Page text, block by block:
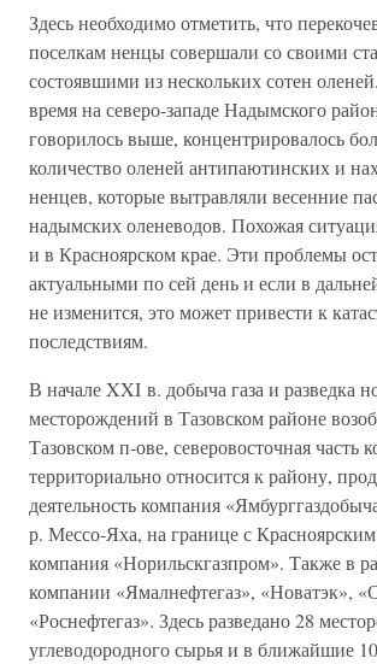
Здесь необходимо отметить, что
поселкам ненцы совершали со своими
состоявшими из нескольких сотен
время на северо-западе Надымского
говорилось выше, концентрировалось
количество оленей антипаютинских и
ненцев, которые вытравляли весенние
надымских оленеводов. Похожая
и в Красноярском крае. Эти проблемы
актуальными по сей день и если в
не изменится, это может привести к
последствиям.
В начале XXI в. добыча газа и разведка
месторождений в Тазовском районе
Тазовском п-ове, северовосточная часть
территориально относится к району,
деятельность компания
р. Мессо-Яха, на границе с
компания «Норильскгазпром». Также в
компании «Ямалнефтегаз», «Новатэк»,
«Роснефтегаз». Здесь разведано 28
углеводородного сырья и в ближайшие